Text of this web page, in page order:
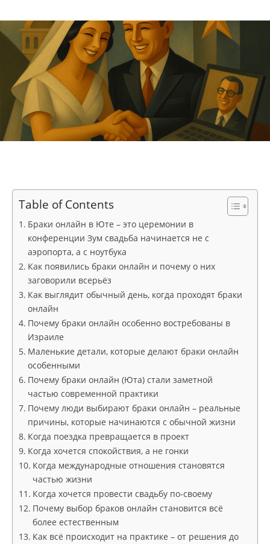
Table of Contents
Браки онлайн в Юте – это церемонии в
конференции Зум свадьба начинается не с
аэропорта, а с ноутбука
Как появились браки онлайн и почему о них
заговорили всерьёз
Как выглядит обычный день, когда проходят браки
онлайн
Почему браки онлайн особенно востребованы в
Израиле
Маленькие детали, которые делают браки онлайн
особенными
Почему браки онлайн (Юта) стали заметной
частью современной практики
Почему люди выбирают браки онлайн – реальные
причины, которые начинаются с обычной жизни
Когда поездка превращается в проект
Когда хочется спокойствия, а не гонки
Когда международные отношения становятся
частью жизни
Когда хочется провести свадьбу по-своему
Почему выбор браков онлайн становится всё
более естественным
Как всё происходит на практике – от решения до